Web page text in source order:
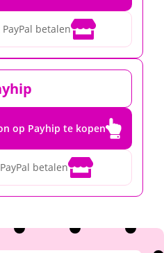
betalen
op Payhip te kopen
betalen